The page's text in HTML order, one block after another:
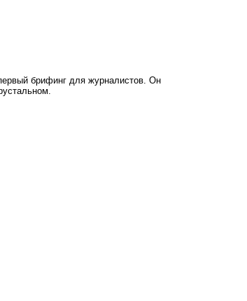
брифинг для журналистов. Он